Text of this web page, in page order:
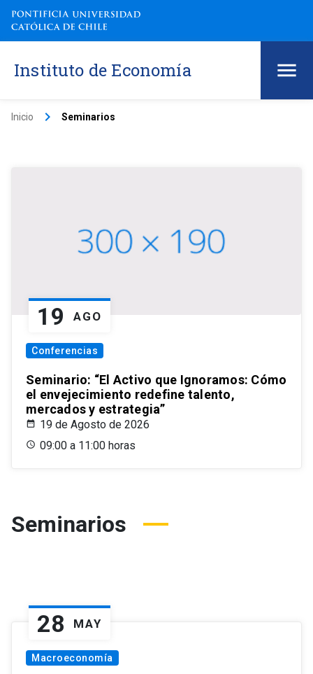
Instituto de Economía
Inicio keyboard_arrow_right Seminarios
19 AGO
Conferencias
Seminario: “El Activo que Ignoramos: Cómo
el envejecimiento redefine talento,
mercados y estrategia”
19 de Agosto de 2026
09:00 a 11:00 horas
Seminarios
28 MAY
Macroeconomía